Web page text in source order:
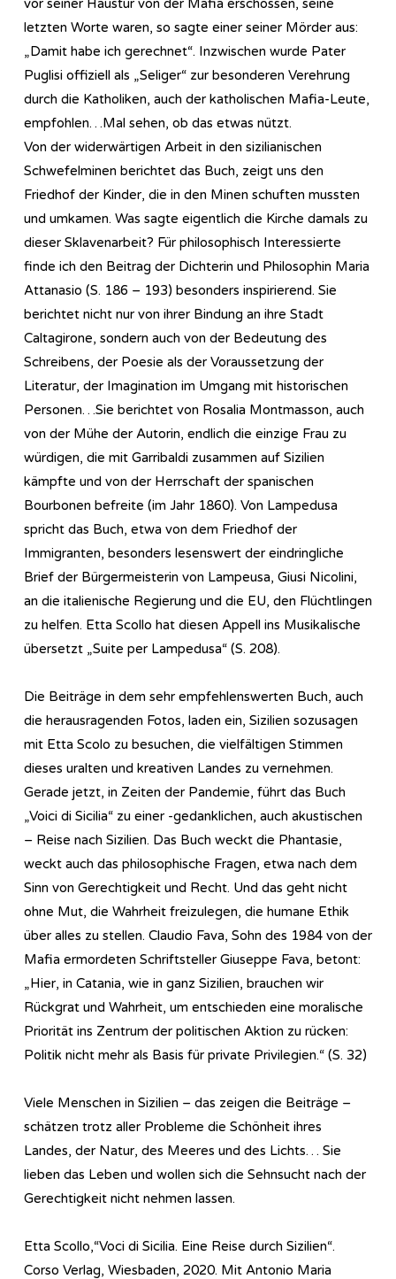
vor seiner Haustür von der Mafia erschossen, seine
letzten Worte waren, so sagte einer seiner Mörder aus:
„Damit habe ich gerechnet“. Inzwischen wurde Pater
Puglisi offiziell als „Seliger“ zur besonderen Verehrung
durch die Katholiken, auch der katholischen Mafia-Leute,
empfohlen…Mal sehen, ob das etwas nützt.
Von der widerwärtigen Arbeit in den sizilianischen
Schwefelminen berichtet das Buch, zeigt uns den
Friedhof der Kinder, die in den Minen schuften mussten
und umkamen. Was sagte eigentlich die Kirche damals zu
dieser Sklavenarbeit? Für philosophisch Interessierte
finde ich den Beitrag der Dichterin und Philosophin Maria
Attanasio (S. 186 – 193) besonders inspirierend. Sie
berichtet nicht nur von ihrer Bindung an ihre Stadt
Caltagirone, sondern auch von der Bedeutung des
Schreibens, der Poesie als der Voraussetzung der
Literatur, der Imagination im Umgang mit historischen
Personen…Sie berichtet von Rosalia Montmasson, auch
von der Mühe der Autorin, endlich die einzige Frau zu
würdigen, die mit Garribaldi zusammen auf Sizilien
kämpfte und von der Herrschaft der spanischen
Bourbonen befreite (im Jahr 1860). Von Lampedusa
spricht das Buch, etwa von dem Friedhof der
Immigranten, besonders lesenswert der eindringliche
Brief der Bürgermeisterin von Lampeusa, Giusi Nicolini,
an die italienische Regierung und die EU, den Flüchtlingen
zu helfen. Etta Scollo hat diesen Appell ins Musikalische
übersetzt „Suite per Lampedusa“ (S. 208).
Die Beiträge in dem sehr empfehlenswerten Buch, auch
die herausragenden Fotos, laden ein, Sizilien sozusagen
mit Etta Scolo zu besuchen, die vielfältigen Stimmen
dieses uralten und kreativen Landes zu vernehmen.
Gerade jetzt, in Zeiten der Pandemie, führt das Buch
„Voici di Sicilia“ zu einer -gedanklichen, auch akustischen
– Reise nach Sizilien. Das Buch weckt die Phantasie,
weckt auch das philosophische Fragen, etwa nach dem
Sinn von Gerechtigkeit und Recht. Und das geht nicht
ohne Mut, die Wahrheit freizulegen, die humane Ethik
über alles zu stellen. Claudio Fava, Sohn des 1984 von der
Mafia ermordeten Schriftsteller Giuseppe Fava, betont:
„Hier, in Catania, wie in ganz Sizilien, brauchen wir
Rückgrat und Wahrheit, um entschieden eine moralische
Priorität ins Zentrum der politischen Aktion zu rücken:
Politik nicht mehr als Basis für private Privilegien.“ (S. 32)
Viele Menschen in Sizilien – das zeigen die Beiträge –
schätzen trotz aller Probleme die Schönheit ihres
Landes, der Natur, des Meeres und des Lichts… Sie
lieben das Leben und wollen sich die Sehnsucht nach der
Gerechtigkeit nicht nehmen lassen.
Etta Scollo,“Voci di Sicilia. Eine Reise durch Sizilien“.
Corso Verlag, Wiesbaden, 2020. Mit Antonio Maria